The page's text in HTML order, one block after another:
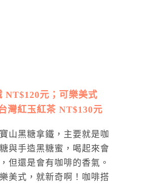
NT$120元；可樂美式
灣紅玉紅茶 NT$130元
山黑糖拿鐵，主要就是咖
與手造黑糖蜜，喝起來會
但還是會有咖啡的香氣。
美式，就新奇啊！咖啡搭